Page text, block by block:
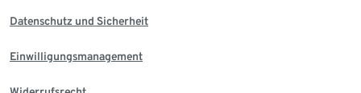
Datenschutz und Sicherheit
Einwilligungsmanagement